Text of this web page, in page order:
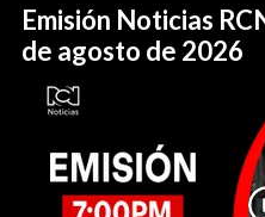
Emisión Noticias
de agosto de 2026